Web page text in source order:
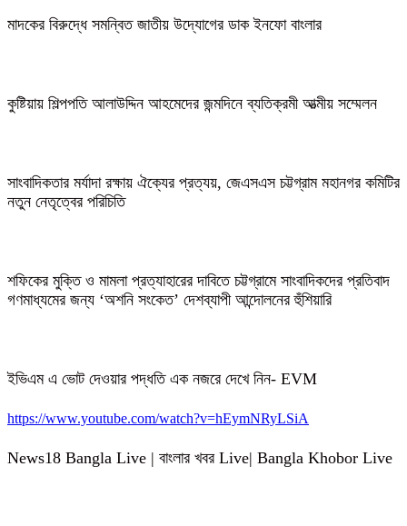
মাদকের বিরুদ্ধে সমন্বিত জাতীয় উদ্যোগের ডাক ইনফো বাংলার
কুষ্টিয়ায় শিল্পপতি আলাউদ্দিন আহমেদের জন্মদিনে ব্যতিক্রমী আত্মীয় সম্মেলন
সাংবাদিকতার মর্যাদা রক্ষায় ঐক্যের প্রত্যয়, জেএসএস চট্টগ্রাম মহানগর কমিটির
নতুন নেতৃত্বের পরিচিতি
শফিকের মুক্তি ও মামলা প্রত্যাহারের দাবিতে চট্টগ্রামে সাংবাদিকদের প্রতিবাদ
গণমাধ্যমের জন্য ‘অশনি সংকেত’ দেশব্যাপী আন্দোলনের হুঁশিয়ারি
ইভিএম এ ভোট দেওয়ার পদ্ধতি এক নজরে দেখে নিন- EVM
https://www.youtube.com/watch?v=hEymNRyLSiA
News18 Bangla Live | বাংলার খবর Live| Bangla Khobor Live